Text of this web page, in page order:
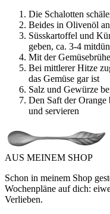
Die Schalotten
Beides in Olivenöl
Süsskartoffel und
geben, ca. 3-4
Mit der
Bei mittlerer Hitze
das Gemüse gar ist
Salz und Gewürze
Den Saft der Orange
und servieren
AUS MEINEM SHOP
Schon in meinem Shop
Wochenpläne auf dich:
Verlieben.